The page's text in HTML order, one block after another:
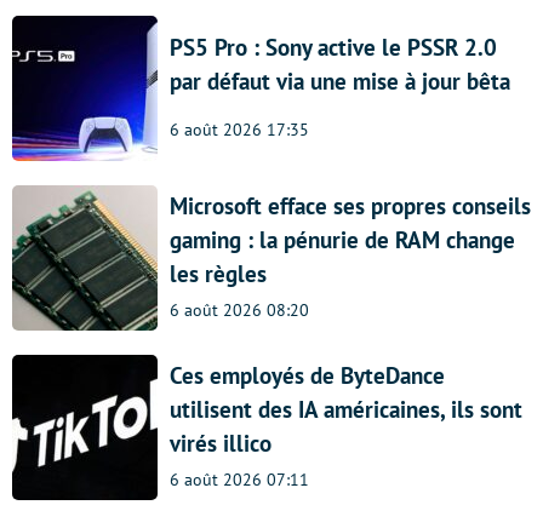
PS5 Pro : Sony active le PSSR 2.0
par défaut via une mise à jour bêta
6 août 2026 17:35
Microsoft efface ses propres conseils
gaming : la pénurie de RAM change
les règles
6 août 2026 08:20
Ces employés de ByteDance
utilisent des IA américaines, ils sont
virés illico
6 août 2026 07:11